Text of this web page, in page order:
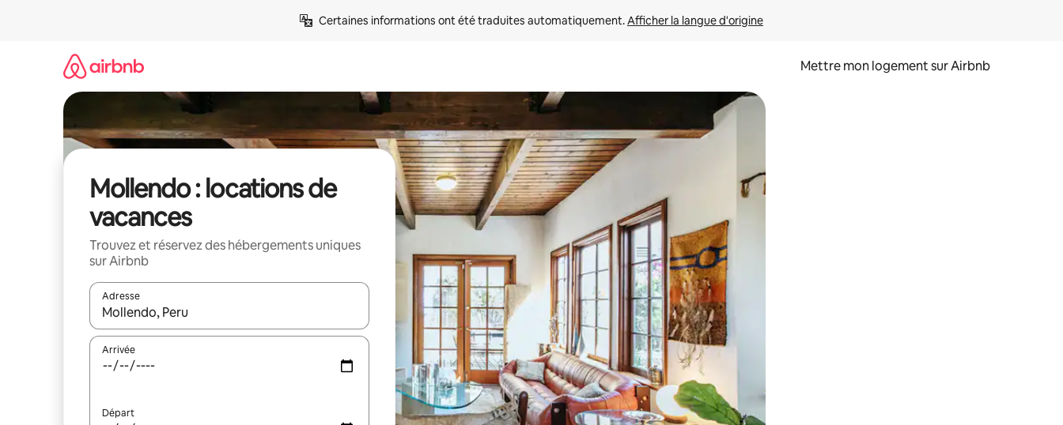
Certaines informations ont été traduites automatiquement. Afficher la langue d'origine
Mettre mon logement sur Airbnb
Mollendo : locations de
vacances
Trouvez et réservez des hébergements uniques
sur Airbnb
Adresse
Lorsque les résultats s'affichent, utilisez les flèches vers le haut et vers le bas pour les parcourir ou en appuyant et en faisant glisser.
Arrivée
Départ